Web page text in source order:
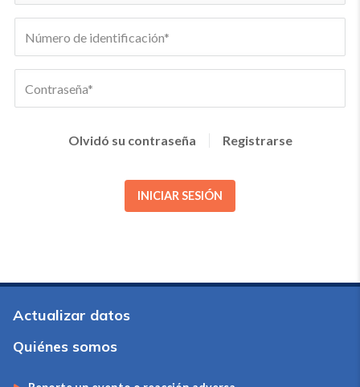
Olvidó su contraseña Registrarse
INICIAR SESIÓN
Actualizar datos
Quiénes somos